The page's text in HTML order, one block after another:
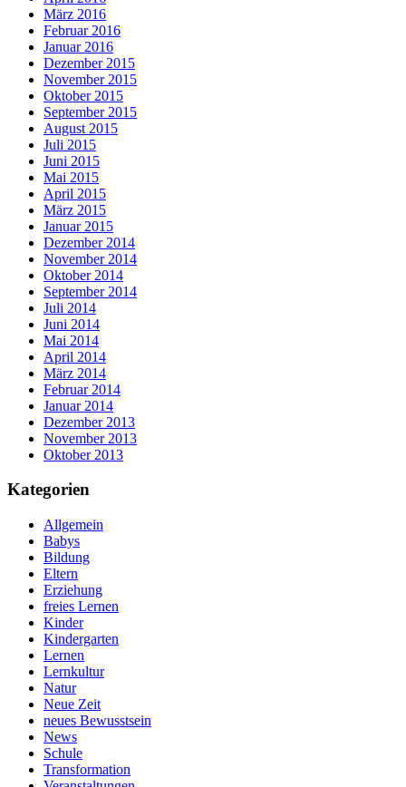
März 2016
Februar 2016
Januar 2016
Dezember 2015
November 2015
Oktober 2015
September 2015
August 2015
Juli 2015
Juni 2015
Mai 2015
April 2015
März 2015
Januar 2015
Dezember 2014
November 2014
Oktober 2014
September 2014
Juli 2014
Juni 2014
Mai 2014
April 2014
März 2014
Februar 2014
Januar 2014
Dezember 2013
November 2013
Oktober 2013
Kategorien
Allgemein
Babys
Bildung
Eltern
Erziehung
freies Lernen
Kinder
Kindergarten
Lernen
Lernkultur
Natur
Neue Zeit
neues Bewusstsein
News
Schule
Transformation